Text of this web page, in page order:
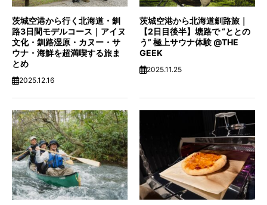
茨城空港から行く北海道・釧
路3日間モデルコース｜アイヌ
文化・釧路湿原・カヌー・サ
ウナ・海鮮を超満喫する旅ま
とめ
2025.12.16
茨城空港から北海道釧路旅｜
【2日目後半】塘路で “ととの
う” 極上サウナ体験 @THE
GEEK
2025.11.25